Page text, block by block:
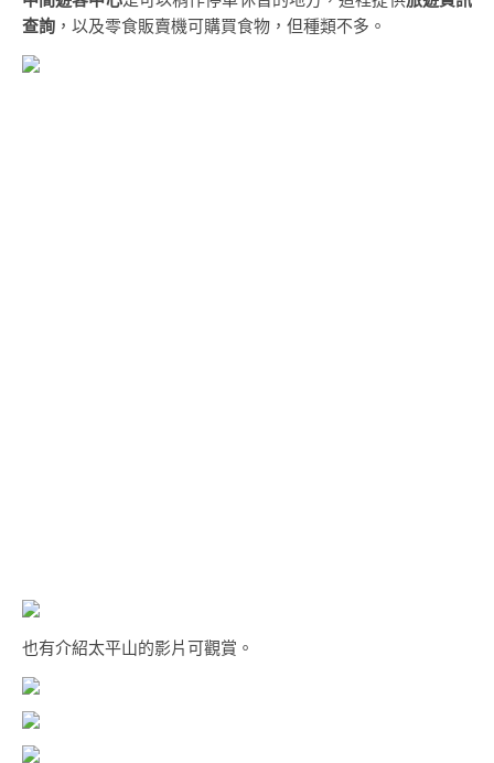
查詢 ，以及零食販賣機可購買食物，但種類不多。
也有介紹太平山的影片可觀賞。